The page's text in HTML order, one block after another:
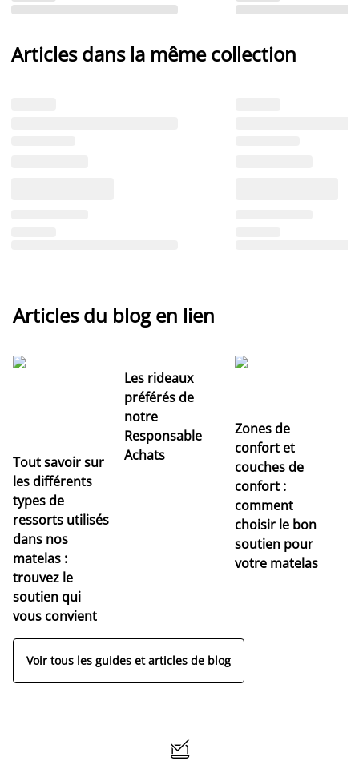
Articles dans la même collection
Articles du blog en lien
Tout savoir sur
les différents
types de
ressorts utilisés
dans nos
matelas :
trouvez le
soutien qui
vous convient
Les rideaux
préférés de
notre
Responsable
Achats
Zones de
confort et
couches de
confort :
comment
choisir le bon
soutien pour
votre matelas
Voir tous les guides et articles de blog
